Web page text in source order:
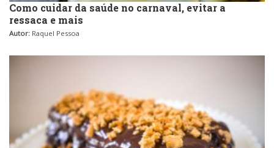
Como cuidar da saúde no carnaval, evitar a
ressaca e mais
Autor: Raquel Pessoa